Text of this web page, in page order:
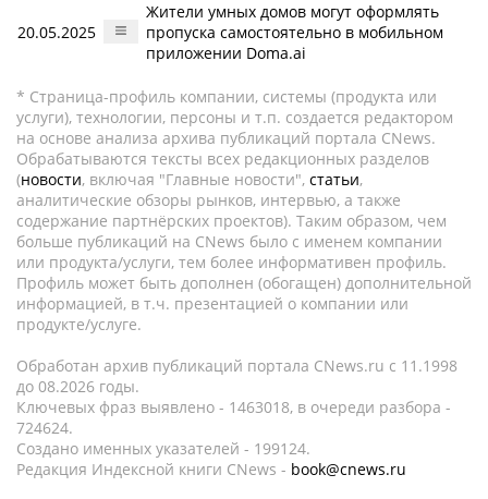
20.05.2025
Жители умных домов могут оформлять
пропуска самостоятельно в мобильном
приложении Doma.ai
* Страница-профиль компании, системы (продукта или
услуги), технологии, персоны и т.п. создается редактором
на основе анализа архива публикаций портала CNews.
Обрабатываются тексты всех редакционных разделов
(новости, включая "Главные новости", статьи,
аналитические обзоры рынков, интервью, а также
содержание партнёрских проектов). Таким образом, чем
больше публикаций на CNews было с именем компании
или продукта/услуги, тем более информативен профиль.
Профиль может быть дополнен (обогащен) дополнительной
информацией, в т.ч. презентацией о компании или
продукте/услуге.
Обработан архив публикаций портала CNews.ru c 11.1998
до 08.2026 годы.
Ключевых фраз выявлено - 1463018, в очереди разбора -
724624.
Создано именных указателей - 199124.
Редакция Индексной книги CNews - book@cnews.ru